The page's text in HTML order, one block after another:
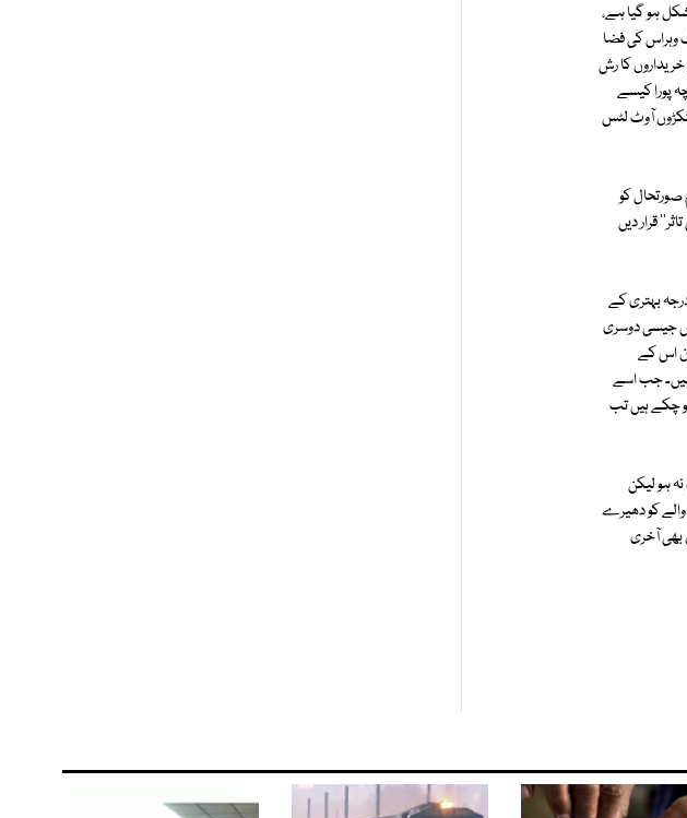
ہو گیا ہے،
وہراس کی فضا
کا رش
پورا کیسے
آوٹ لٹس
صورتحال کو
قرار دیں
بہتری کے
جیسی دوسری
اس کے
جب اسے
ہو چکے ہیں تب
ہو لیکن
والے کو دھیرے
بھی آخری